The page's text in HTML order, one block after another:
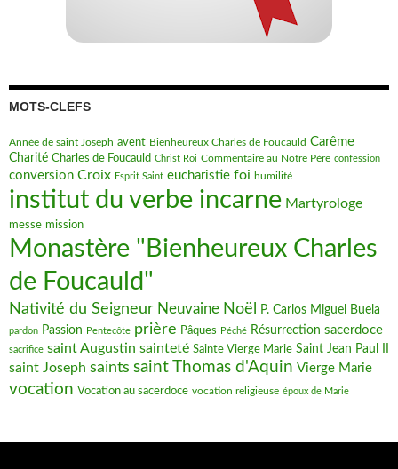
MOTS-CLEFS
Année de saint Joseph avent Bienheureux Charles de Foucauld Carême
Charité Charles de Foucauld Christ Roi Commentaire au Notre Père confession
conversion Croix Esprit Saint eucharistie foi humilité
institut du verbe incarne Martyrologe
messe mission
Monastère "Bienheureux Charles
de Foucauld"
Nativité du Seigneur Neuvaine Noël P. Carlos Miguel Buela
pardon Passion Pentecôte prière Pâques Péché Résurrection sacerdoce
sacrifice saint Augustin sainteté Sainte Vierge Marie Saint Jean Paul II
saint Joseph saints saint Thomas d'Aquin Vierge Marie
vocation Vocation au sacerdoce vocation religieuse époux de Marie